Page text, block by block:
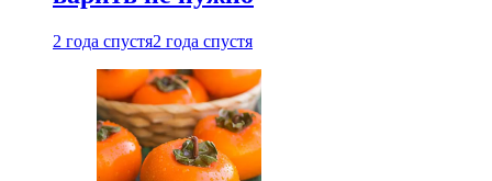
2 года спустя2 года спустя